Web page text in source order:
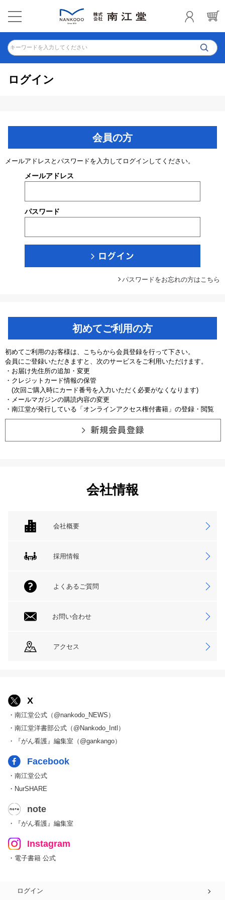
キーワードを入力してください
ログイン
会員の方
メールアドレスとパスワードを入力してログインしてください。
メールアドレス
パスワード
パスワードをお忘れの方はこちら
初めてご利用の方
初めてご利用のお客様は、こちらから会員登録を行って下さい。
会員にご登録いただきますと、次のサービスをご利用いただけます。
・お届け先住所の追加・変更
・クレジットカード情報の保管
(次回ご購入時にカード番号を入力いただく必要がなくなります)
・メールマガジンの購読内容の変更
・南江堂が発行している「オンラインアクセス権付書籍」の登録・閲覧
会社情報
会社概要
採用情報
よくあるご質問
お問い合わせ
アクセス
X
・南江堂公式（@nankodo_NEWS）
・南江堂洋書部公式（@Nankodo_Intl）
・『がん看護』編集室（@gankango）
Facebook
・南江堂公式
・NurSHARE
note
・『がん看護』編集室
Instagram
・電子書籍 公式
ログイン